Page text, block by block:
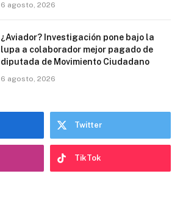
6 agosto, 2026
¿Aviador? Investigación pone bajo la
lupa a colaborador mejor pagado de
diputada de Movimiento Ciudadano
6 agosto, 2026
Twitter
TikTok